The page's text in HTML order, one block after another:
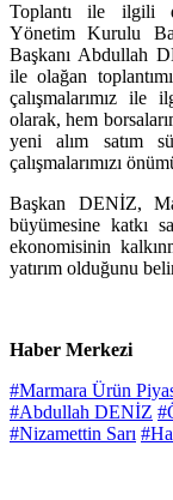
Toplantı ile ilgili
Yönetim Kurulu
Başkanı Abdullah
ile olağan
çalışmalarımız
olarak, hem
yeni alım satım
çalışmalarımızı
Başkan DENİZ,
büyümesine katkı
ekonomisinin
yatırım olduğunu
Haber Merkezi
#Marmara Ürün
#Abdullah DENİZ
#Nizamettin Sarı